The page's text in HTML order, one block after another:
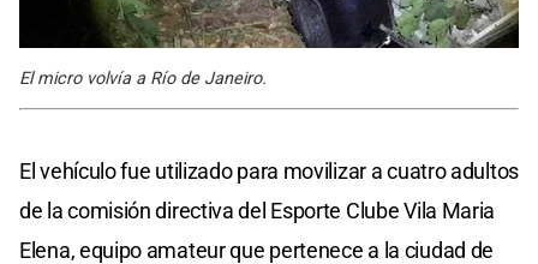
El micro volvía a Río de Janeiro.
El vehículo fue utilizado para movilizar a cuatro adultos
de la comisión directiva del Esporte Clube Vila Maria
Elena, equipo amateur que pertenece a la ciudad de